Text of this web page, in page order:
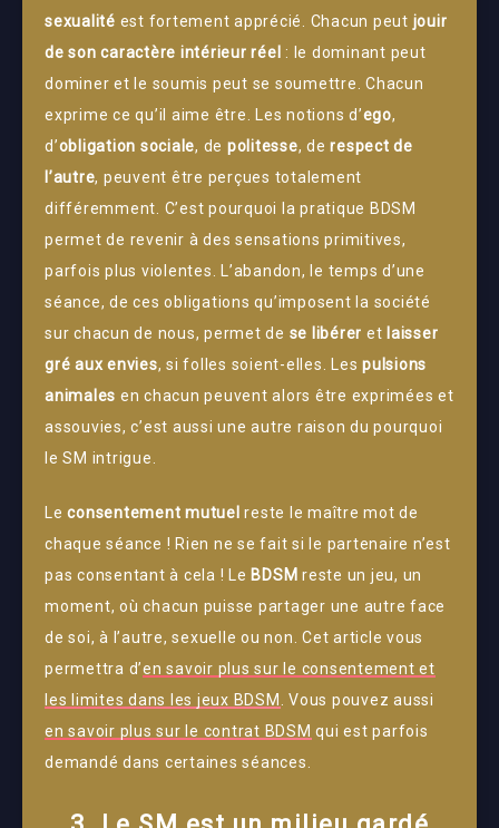
sexualité est fortement apprécié. Chacun peut jouir
de son caractère intérieur réel : le dominant peut
dominer et le soumis peut se soumettre. Chacun
exprime ce qu’il aime être. Les notions d’ego,
d’obligation sociale, de politesse, derespect de
l’autre, peuvent être perçues totalement
différemment. C’est pourquoi la pratique BDSM
permet de revenir à des sensations primitives,
parfois plus violentes. L’abandon, le temps d’une
séance, de ces obligations qu’imposent la société
sur chacun de nous, permet de se libérer et laisser
gré aux envies, si folles soient-elles. Les pulsions
animales en chacun peuvent alors être exprimées et
assouvies, c’est aussi une autre raison du pourquoi
le SM intrigue.
Leconsentement mutuel reste le maître mot de
chaque séance ! Rien ne se fait si le partenaire n’est
pas consentant à cela ! Le BDSM reste un jeu, un
moment, où chacun puisse partager une autre face
de soi, à l’autre, sexuelle ou non. Cet article vous
permettra d’en savoir plus sur le consentement et
les limites dans les jeux BDSM
. Vous pouvez aussi
en savoir plus sur le contrat BDSM qui est parfois
demandé dans certaines séances.